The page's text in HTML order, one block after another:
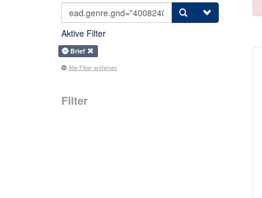
Aktive Filter
Brief
Alle Filter entfernen
Filter